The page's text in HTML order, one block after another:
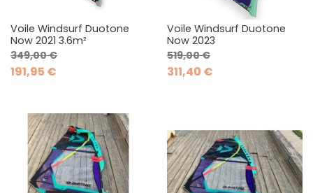
Voile Windsurf Duotone
Now 2021 3.6m²
Prix de base
349,00 €Prix
191,95 €
Voile Windsurf Duotone
Now 2023
Prix de base
519,00 €Prix
311,40 €